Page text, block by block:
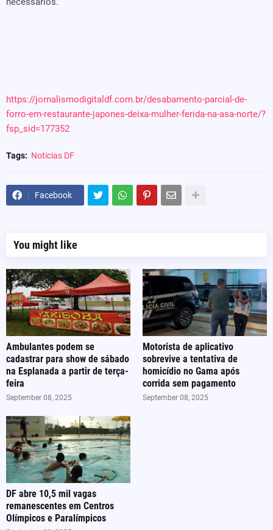
https://jornalismodigitaldf.com.br/desabamento-parcial-de-
forro-em-restaurante-japones-deixa-mulher-ferida-na-asa-norte/?
fsp_sid=177352
Tags: Noticias DF
Facebook
You might like
Ambulantes podem se
cadastrar para show de sábado
na Esplanada a partir de terça-
feira
September 08, 2025
Motorista de aplicativo
sobrevive a tentativa de
homicídio no Gama após
corrida sem pagamento
September 08, 2025
DF abre 10,5 mil vagas
remanescentes em Centros
Olímpicos e Paralímpicos